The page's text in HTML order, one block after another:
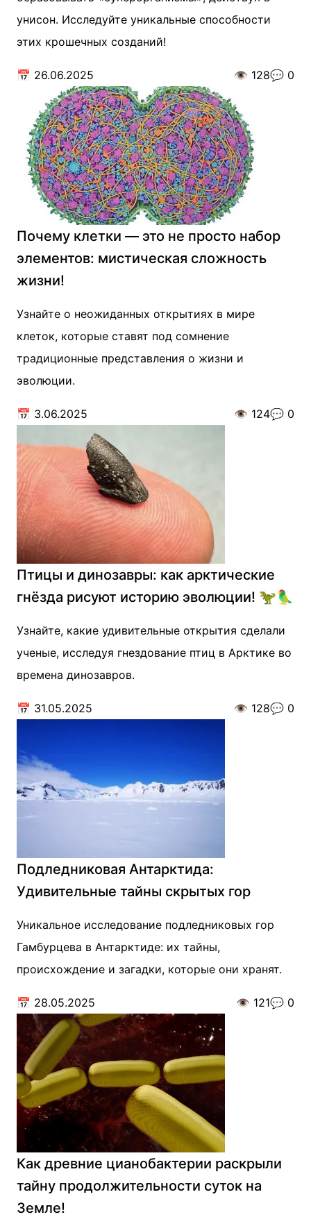
унисон. Исследуйте уникальные способности
этих крошечных созданий!
📅 26.06.2025 👁️ 128💬 0
Почему клетки — это не просто набор
элементов: мистическая сложность
жизни!
Узнайте о неожиданных открытиях в мире
клеток, которые ставят под сомнение
традиционные представления о жизни и
эволюции.
📅 3.06.2025 👁️ 124💬 0
Птицы и динозавры: как арктические
гнёзда рисуют историю эволюции! 🦖🦜
Узнайте, какие удивительные открытия сделали
ученые, исследуя гнездование птиц в Арктике во
времена динозавров.
📅 31.05.2025 👁️ 128💬 0
Подледниковая Антарктида:
Удивительные тайны скрытых гор
Уникальное исследование подледниковых гор
Гамбурцева в Антарктиде: их тайны,
происхождение и загадки, которые они хранят.
📅 28.05.2025 👁️ 121💬 0
Как древние цианобактерии раскрыли
тайну продолжительности суток на
Земле!